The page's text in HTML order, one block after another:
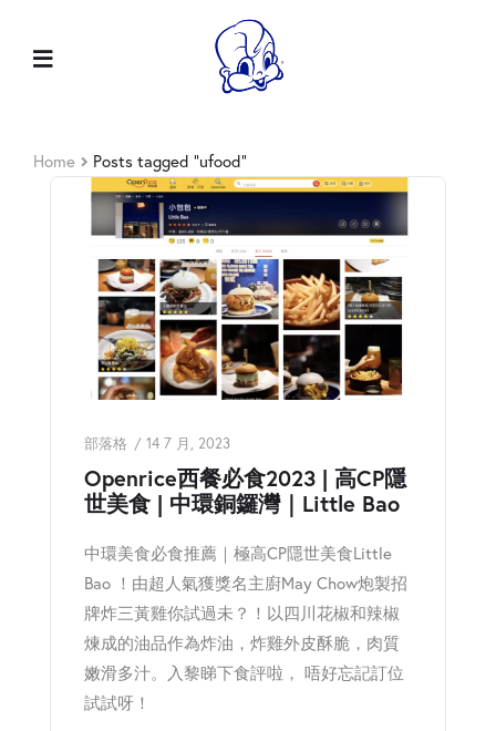
Home Posts tagged “ufood”
部落格 14 7 月, 2023
Openrice西餐必食2023 | 高CP隱
世美食 | 中環銅鑼灣｜Little Bao
中環美食必食推薦｜極高CP隱世美食Little
Bao ！由超人氣獲獎名主廚May Chow炮製招
牌炸三黃雞你試過未？！以四川花椒和辣椒
煉成的油品作為炸油，炸雞外皮酥脆，肉質
嫩滑多汁。入黎睇下食評啦， 唔好忘記訂位
試試呀！